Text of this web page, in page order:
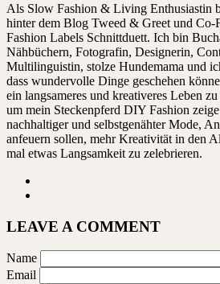
Als Slow Fashion & Living Enthusiastin
hinter dem Blog Tweed & Greet und
Fashion Labels Schnittduett. Ich bin
Nähbüchern, Fotografin, Designerin,
Multilinguistin, stolze Hundemama und
dass wundervolle Dinge geschehen
ein langsameres und kreativeres Leben
um mein Steckenpferd DIY Fashion
nachhaltiger und selbstgenähter Mode,
anfeuern sollen, mehr Kreativität in den
mal etwas Langsamkeit zu zelebrieren.
LEAVE A COMMENT
Name
Email